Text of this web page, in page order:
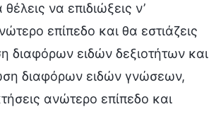
θέλεις να επιδιώξεις ν’
επίπεδο και θα εστιάζεις
διαφόρων ειδών δεξιοτήτων και
διαφόρων ειδών γνώσεων,
ανώτερο επίπεδο και